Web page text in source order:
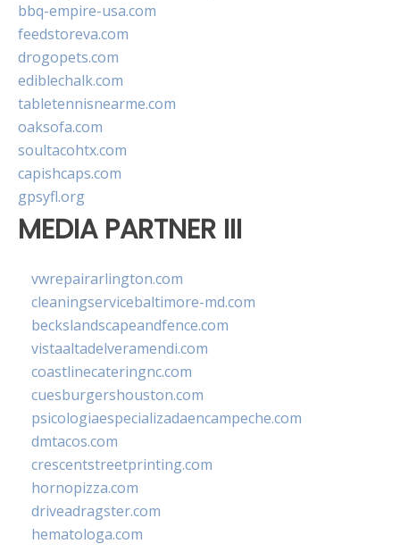
bbq-empire-usa.com
feedstoreva.com
drogopets.com
ediblechalk.com
tabletennisnearme.com
oaksofa.com
soultacohtx.com
capishcaps.com
gpsyfl.org
MEDIA PARTNER III
vwrepairarlington.com
cleaningservicebaltimore-md.com
beckslandscapeandfence.com
vistaaltadelveramendi.com
coastlinecateringnc.com
cuesburgershouston.com
psicologiaespecializadaencampeche.com
dmtacos.com
crescentstreetprinting.com
hornopizza.com
driveadragster.com
hematologa.com